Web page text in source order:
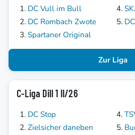
DC Vull im Bull
DC Rombach Zwote
Spartaner Original
Zur Liga
C-Liga Dill 1 II/26
DC Stop
Zielsicher daneben